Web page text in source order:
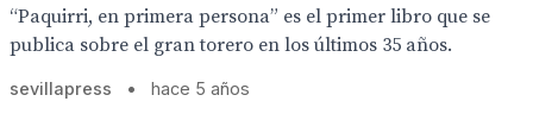
“Paquirri, en primera persona” es el primer libro que se
publica sobre el gran torero en los últimos 35 años.
sevillapress • hace 5 años